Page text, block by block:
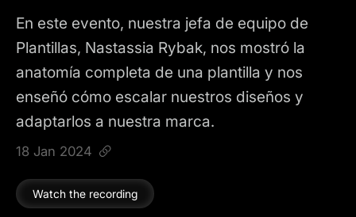
En este evento, nuestra jefa de equipo de
Plantillas, Nastassia Rybak, nos mostró la
anatomía completa de una plantilla y nos
enseñó cómo escalar nuestros diseños y
adaptarlos a nuestra marca.
18 Jan 2024
Watch the recording